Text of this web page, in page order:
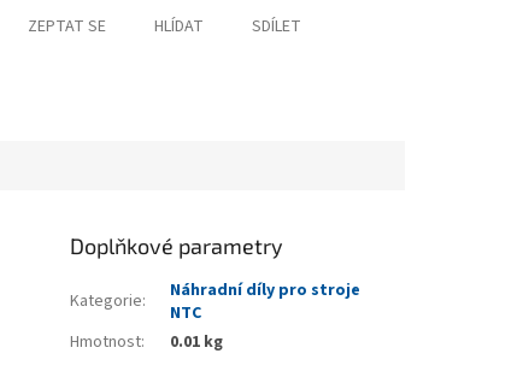
ZEPTAT SE HLÍDAT SDÍLET
Doplňkové parametry
Kategorie:
Náhradní díly pro stroje
NTC
Hmotnost: 0.01 kg